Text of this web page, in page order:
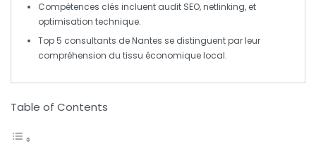
Compétences clés incluent audit SEO,netlinking, et
optimisation technique.
Top 5 consultants de Nantes se distinguent par leur
compréhension du tissu économique local.
Table of Contents